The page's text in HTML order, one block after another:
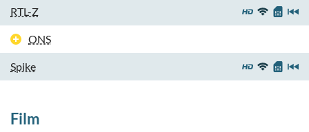
RTL-Z
ONS
Spike
Film